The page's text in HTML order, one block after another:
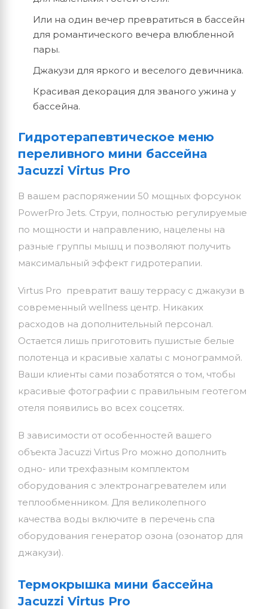
Или на один вечер превратиться в бассейн
для романтического вечера влюбленной
пары.
Джакузи для яркого и веселого девичника.
Красивая декорация для званого ужина у
бассейна.
Гидротерапевтическое меню
переливного мини бассейна
Jacuzzi Virtus Pro
В вашем распоряжении 50 мощных форсунок
PowerPro Jets. Струи, полностью регулируемые
по мощности и направлению, нацелены на
разные группы мышц и позволяют получить
максимальный эффект гидротерапии.
Virtus Pro превратит вашу террасу с джакузи в
современный wellness центр. Никаких
расходов на дополнительный персонал.
Остается лишь приготовить пушистые белые
полотенца и красивые халаты с монограммой.
Ваши клиенты сами позаботятся о том, чтобы
красивые фотографии с правильным геотегом
отеля появились во всех соцсетях.
В зависимости от особенностей вашего
объекта Jacuzzi Virtus Pro можно дополнить
одно- или трехфазным комплектом
оборудования с электронагревателем или
теплообменником. Для великолепного
качества воды включите в перечень спа
оборудования генератор озона (озонатор для
джакузи).
Термокрышка мини бассейна
Jacuzzi Virtus Pro